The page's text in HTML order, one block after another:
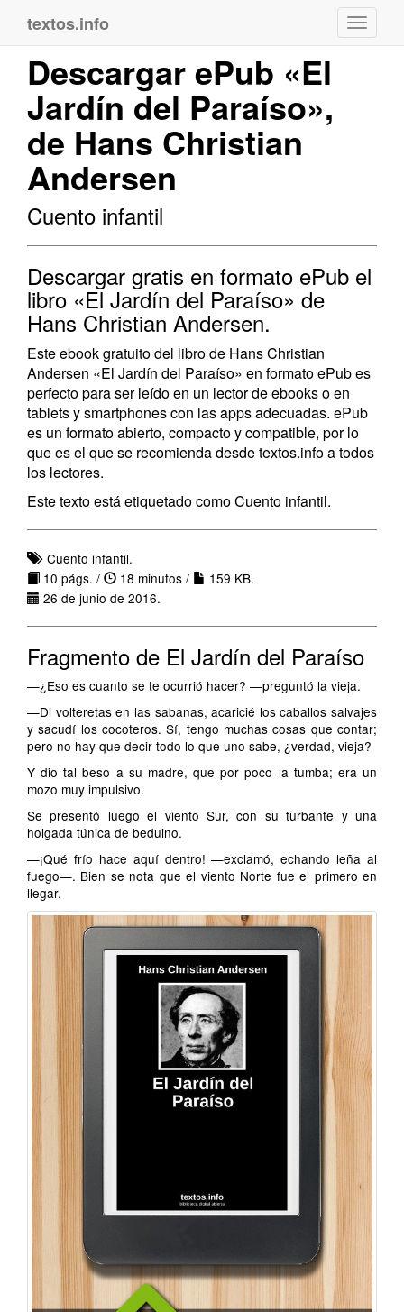
textos.info
Descargar ePub «El
Jardín del Paraíso»,
de Hans Christian
Andersen
Cuento infantil
Descargar gratis en formato ePub el
libro «El Jardín del Paraíso» de
Hans Christian Andersen.
Este ebook gratuito del libro de Hans Christian
Andersen «El Jardín del Paraíso» en formato ePub es
perfecto para ser leído en un lector de ebooks o en
tablets y smartphones con las apps adecuadas. ePub
es un formato abierto, compacto y compatible, por lo
que es el que se recomienda desde textos.info a todos
los lectores.
Este texto está etiquetado como Cuento infantil.
Cuento infantil.
10 págs. /
18 minutos /
159 KB.
26 de junio de 2016.
Fragmento de El Jardín del Paraíso
—¿Eso es cuanto se te ocurrió hacer? —preguntó la vieja.
—Di volteretas en las sabanas, acaricié los caballos salvajes
y sacudí los cocoteros. Sí, tengo muchas cosas que contar;
pero no hay que decir todo lo que uno sabe, ¿verdad, vieja?
Y dio tal beso a su madre, que por poco la tumba; era un
mozo muy impulsivo.
Se presentó luego el viento Sur, con su turbante y una
holgada túnica de beduino.
—¡Qué frío hace aquí dentro! —exclamó, echando leña al
fuego—. Bien se nota que el viento Norte fue el primero en
llegar.